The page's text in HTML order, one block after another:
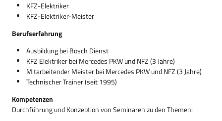
KFZ-Elektriker
KFZ-Elektriker-Meister
Berufserfahrung
Ausbildung bei Bosch Dienst
KFZ Elektriker bei Mercedes PKW und NFZ (3 Jahre)
Mitarbeitender Meister bei Mercedes PKW und NFZ (3 Jahre)
Technischer Trainer (seit 1995)
Kompetenzen
Durchführung und Konzeption von Seminaren zu den Themen: